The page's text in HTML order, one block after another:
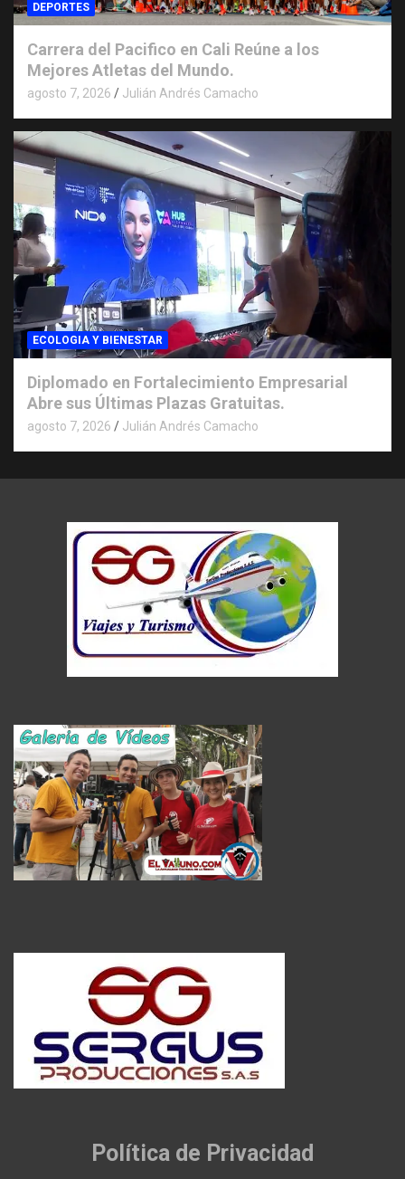
DEPORTES
Carrera del Pacifico en Cali Reúne a los
Mejores Atletas del Mundo.
agosto 7, 2026 Julián Andrés Camacho
ECOLOGIA Y BIENESTAR
Diplomado en Fortalecimiento Empresarial
Abre sus Últimas Plazas Gratuitas.
agosto 7, 2026 Julián Andrés Camacho
Política de Privacidad